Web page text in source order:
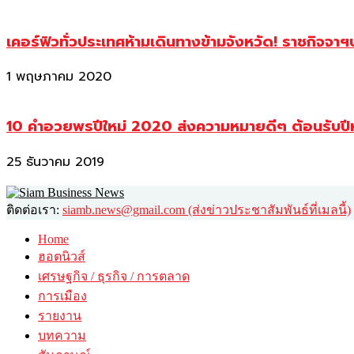
เคอร์ฟิวทั่วประเทศห้ามเดินทางข้ามจังหวัด! ราชกิจจา
1 พฤษภาคม 2020
10 คำอวยพรปีใหม่ 2020 ส่งความหมายดีๆ ต้อนรับ
25 ธันวาคม 2019
ติดต่อเรา: siamb.news@gmail.com (ส่งข่าวประชาสัมพันธ์ที่เมลนี้)
Home
ฮอตนิวส์
เศรษฐกิจ / ธุรกิจ / การตลาด
การเมือง
รายงาน
บทความ